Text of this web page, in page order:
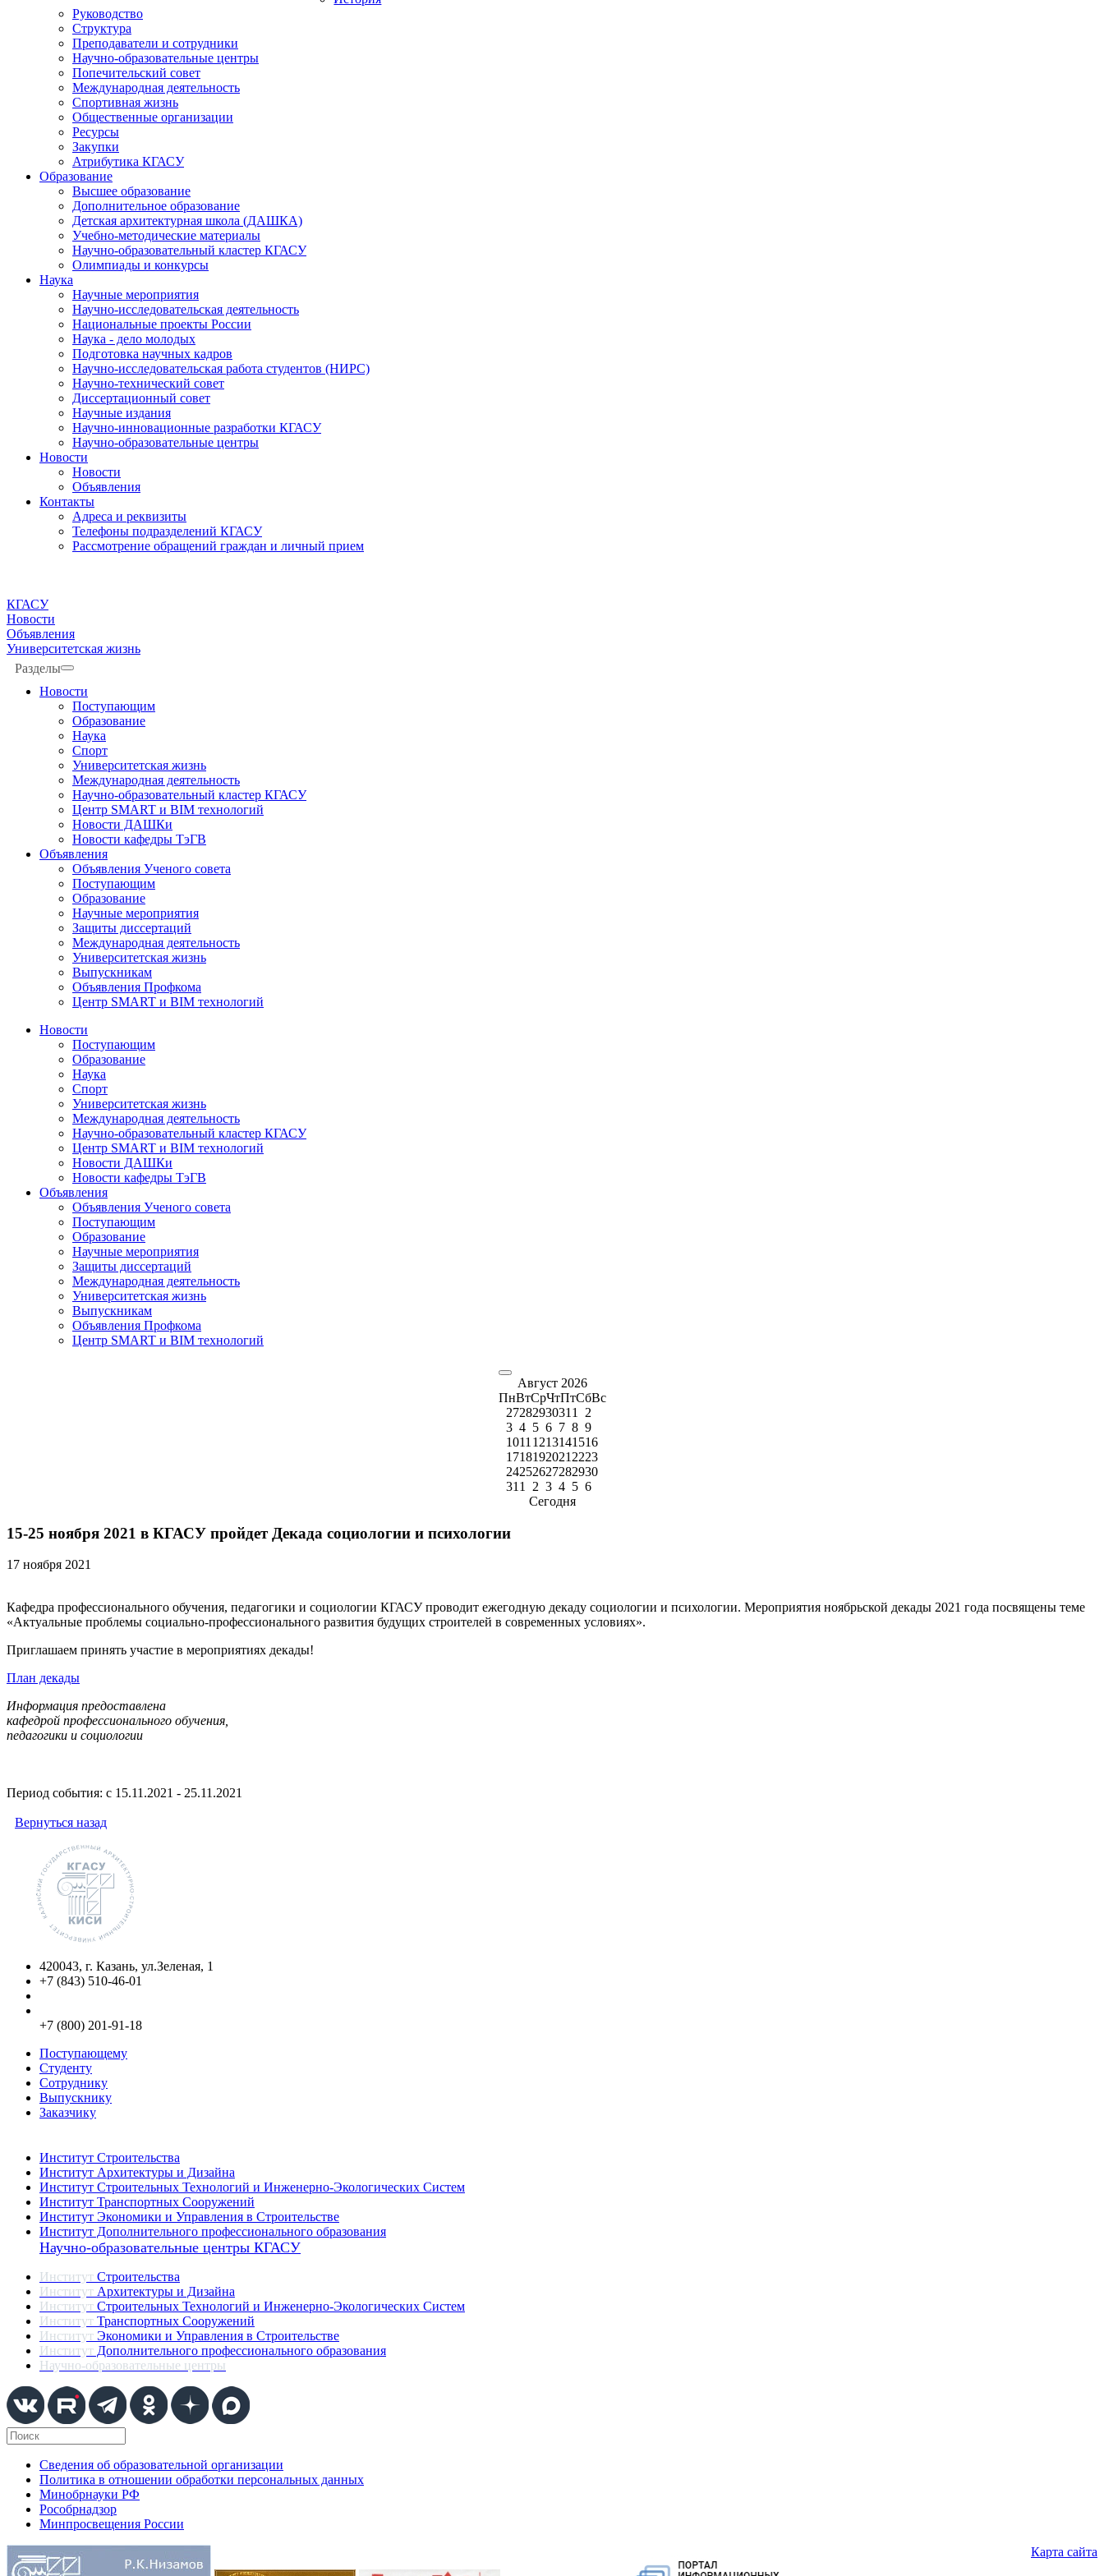
Руководство
Структура
Преподаватели и сотрудники
Научно-образовательные центры
Попечительский совет
Международная деятельность
Спортивная жизнь
Общественные организации
Ресурсы
Закупки
Атрибутика КГАСУ
Образование
Высшее образование
Дополнительное образование
Детская архитектурная школа (ДАШКА)
Учебно-методические материалы
Научно-образовательный кластер КГАСУ
Олимпиады и конкурсы
Наука
Научные мероприятия
Научно-исследовательская деятельность
Национальные проекты России
Наука - дело молодых
Подготовка научных кадров
Научно-исследовательская работа студентов (НИРС)
Научно-технический совет
Диссертационный совет
Научные издания
Научно-инновационные разработки КГАСУ
Научно-образовательные центры
Новости
Новости
Объявления
Контакты
Адреса и реквизиты
Телефоны подразделений КГАСУ
Рассмотрение обращений граждан и личный прием
КГАСУ
Новости
Объявления
Университетская жизнь
Разделы
Новости
Поступающим
Образование
Наука
Спорт
Университетская жизнь
Международная деятельность
Научно-образовательный кластер КГАСУ
Центр SMART и BIM технологий
Новости ДАШКи
Новости кафедры ТэГВ
Объявления
Объявления Ученого совета
Поступающим
Образование
Научные мероприятия
Защиты диссертаций
Международная деятельность
Университетская жизнь
Выпускникам
Объявления Профкома
Центр SMART и BIM технологий
Новости
Поступающим
Образование
Наука
Спорт
Университетская жизнь
Международная деятельность
Научно-образовательный кластер КГАСУ
Центр SMART и BIM технологий
Новости ДАШКи
Новости кафедры ТэГВ
Объявления
Объявления Ученого совета
Поступающим
Образование
Научные мероприятия
Защиты диссертаций
Международная деятельность
Университетская жизнь
Выпускникам
Объявления Профкома
Центр SMART и BIM технологий
Август 2026
ПнВтСрЧтПтСбВс
2728293031 1
2
3 4 5 6 7 8 9
1011 1213141516
1718192021 2223
24252627282930
31 1 2 3 4 5 6
Сегодня
15-25 ноября 2021 в КГАСУ пройдет Декада социологии и психологии
17 ноября 2021
Кафедра профессионального обучения, педагогики и социологии КГАСУ проводит ежегодную декаду социологии и психологии. Мероприятия ноябрьской декады 2021 года посвящены теме
«Актуальные проблемы социально-профессионального развития будущих строителей в современных условиях».
Приглашаем принять участие в мероприятиях декады!
План декады
Информация предоставлена
кафедрой профессионального обучения,
педагогики и социологии
Период события: с 15.11.2021 - 25.11.2021
Вернуться назад
420043, г. Казань, ул.Зеленая, 1
+7 (843) 510-46-01
+7 (800) 201-91-18
Поступающему
Студенту
Сотруднику
Выпускнику
Заказчику
Институт Строительства
Институт Архитектуры и Дизайна
Институт Строительных Технологий и Инженерно-Экологических Систем
Институт Транспортных Сооружений
Институт Экономики и Управления в Строительстве
Институт Дополнительного профессионального образования
Научно-образовательные центры КГАСУ
Институт Строительства
Институт Архитектуры и Дизайна
Институт Строительных Технологий и Инженерно-Экологических Систем
Институт Транспортных Сооружений
Институт Экономики и Управления в Строительстве
Институт Дополнительного профессионального образования
Научно-образовательные центры
Сведения об образовательной организации
Политика в отношении обработки персональных данных
Минобрнауки РФ
Рособрнадзор
Минпросвещения России
Карта сайта